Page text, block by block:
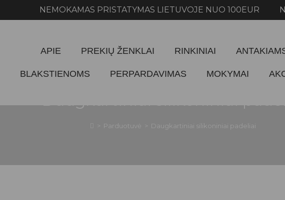
NEMOKAMAS PRISTATYMAS LIETUVOJE NUO 100EUR
APIE PREKIŲ ŽENKLAI RINKINIAI
BLAKSTIENOMS PERPARDAVIMAS MOKYMAI
Daugkartiniai silikoniniai
> Parduotuvė > Daugkartiniai silikoniniai padeliai